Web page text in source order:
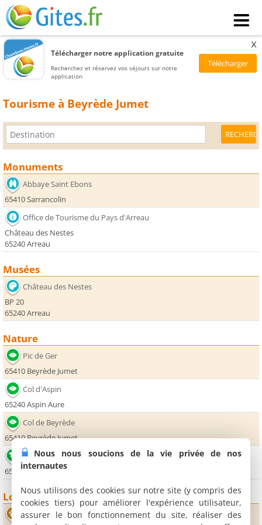
Télécharger notre application gratuite
Recherchez et réservez vos séjours sur notre
application
x
Tourisme à Beyrède Jumet
Monuments
Abbaye Saint Ebons
65410 Sarrancolin
Office de Tourisme du Pays d'Arreau
Château des Nestes
65240 Arreau
Musées
Château des Nestes
BP 20
65240 Arreau
Nature
Pic de Ger
65410 Beyrède Jumet
Col d'Aspin
65240 Aspin Aure
Col de Beyrède
65410 Beyrède Jumet
Lac de Payolle
65710 Payolle
Loisirs
Donjon des Aigles d'Aure
Nous nous soucions de la vie privée de nos
internautes
Nous utilisons des cookies sur notre site (y compris des
cookies tiers) pour améliorer l'expérience utilisateur,
assurer le bon fonctionnement du site, réaliser des